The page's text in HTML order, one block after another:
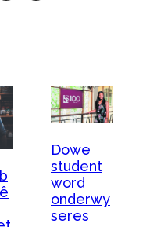
Dowe
student
word
onderwy
seres